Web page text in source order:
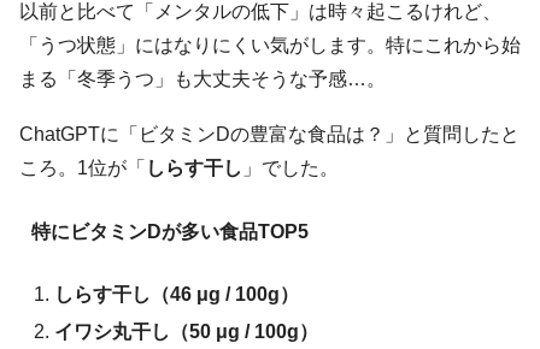
以前と比べて「メンタルの低下」は時々起こるけれど、
「うつ状態」にはなりにくい気がします。特にこれから始
まる「冬季うつ」も大丈夫そうな予感…。
ChatGPTに「ビタミンDの豊富な食品は？」と質問したと
ころ。1位が「 しらす干し 」でした。
特にビタミンDが多い食品TOP5
しらす干し（46 μg / 100g）
イワシ丸干し（50 μg / 100g）